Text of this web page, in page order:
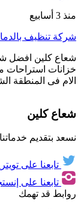
منذ 3 أسابيع
شركة تنظيف
شعاع كلين افضل
خزانات
الام فى المنطقة
شعاع كلين
نسعد بتقديم
تابعنا على تويتر
تابعنا على
روابط قد تهمك